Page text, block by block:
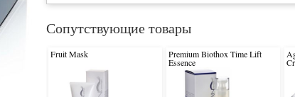
Сопутствующие товары
Fruit Mask Premium Biothox Time Lift
Essence